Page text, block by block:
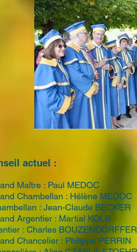
actuel :
Maître : Paul MEDOC
Chambellan : Hélène MEDOC
: Jean-Claude BECKER
Argentier : Martial KOLB
: Charles BOUZENDORFFER
Chancelier : Philippe PERRIN